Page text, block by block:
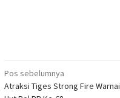
Navigasi
pos
Pos sebelumnya
Atraksi Tiges Strong Fire Warnai